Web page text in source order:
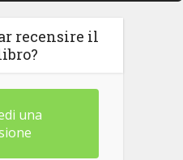
recensire il
una